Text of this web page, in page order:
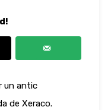
un antic
de Xeraco.